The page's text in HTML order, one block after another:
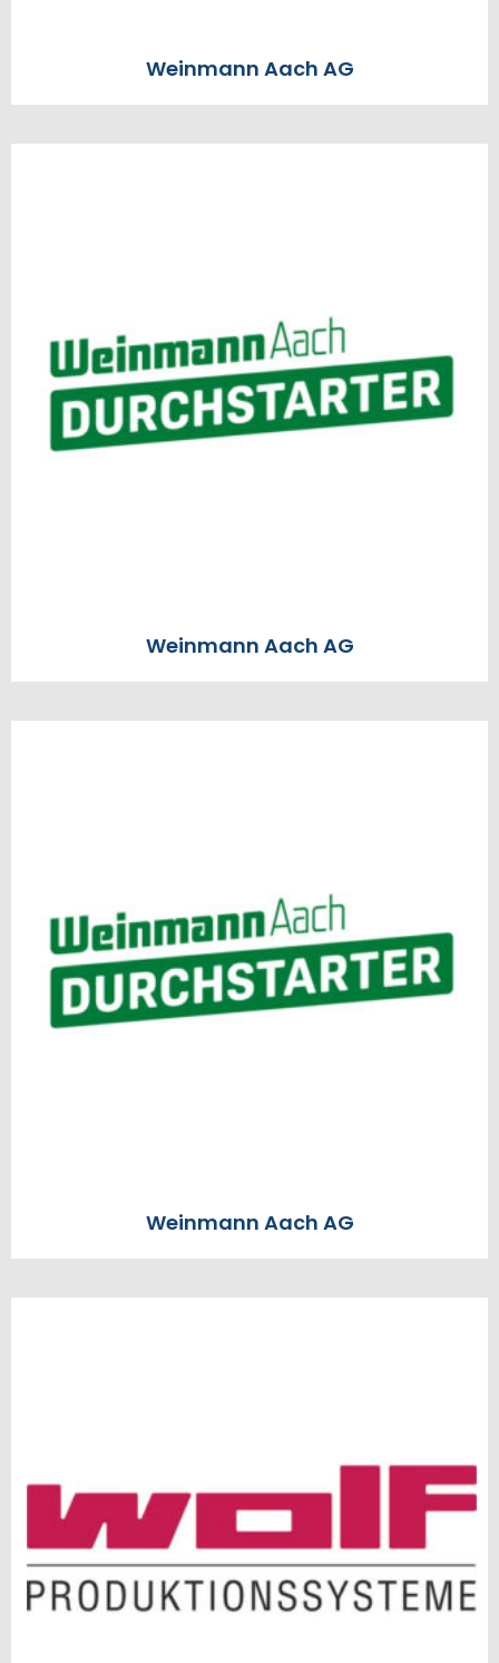
Weinmann Aach AG
Weinmann Aach AG
Weinmann Aach AG